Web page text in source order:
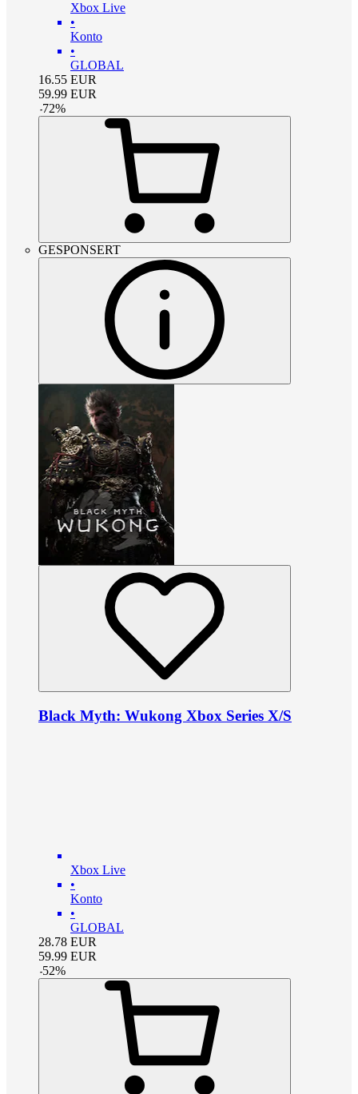
Xbox Live
•
Konto
•
GLOBAL
16.55 EUR
59.99 EUR
-72%
GESPONSERT
Black Myth: Wukong Xbox Series X/S
Xbox Live
•
Konto
•
GLOBAL
28.78 EUR
59.99 EUR
-52%